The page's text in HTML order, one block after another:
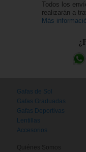
Todos los
realizarán a
Más
Gafas de Sol
Gafas Graduadas
Gafas Deportivas
Lentillas
Accesorios
Quiénes Somos